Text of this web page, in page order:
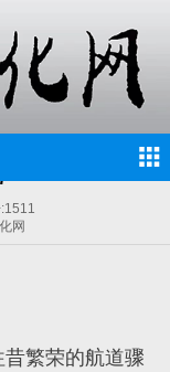
1511
网
繁荣的航道骤